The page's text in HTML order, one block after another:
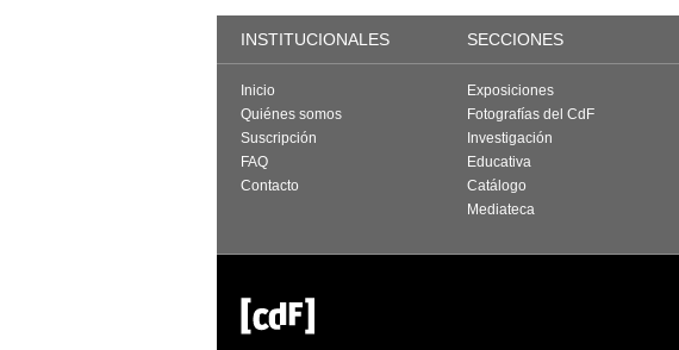
INSTITUCIONALES SECCIONES
Inicio
Quiénes somos
Suscripción
FAQ
Contacto
Exposiciones
Fotografías del CdF
Investigación
Educativa
Catálogo
Mediateca